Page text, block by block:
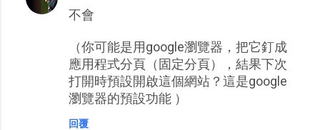
不會
（你可能是用google瀏覽器，把它釘成
應用程式分頁（固定分頁），結果下次
打開時預設開啟這個網站？這是google
瀏覽器的預設功能 ）
回覆